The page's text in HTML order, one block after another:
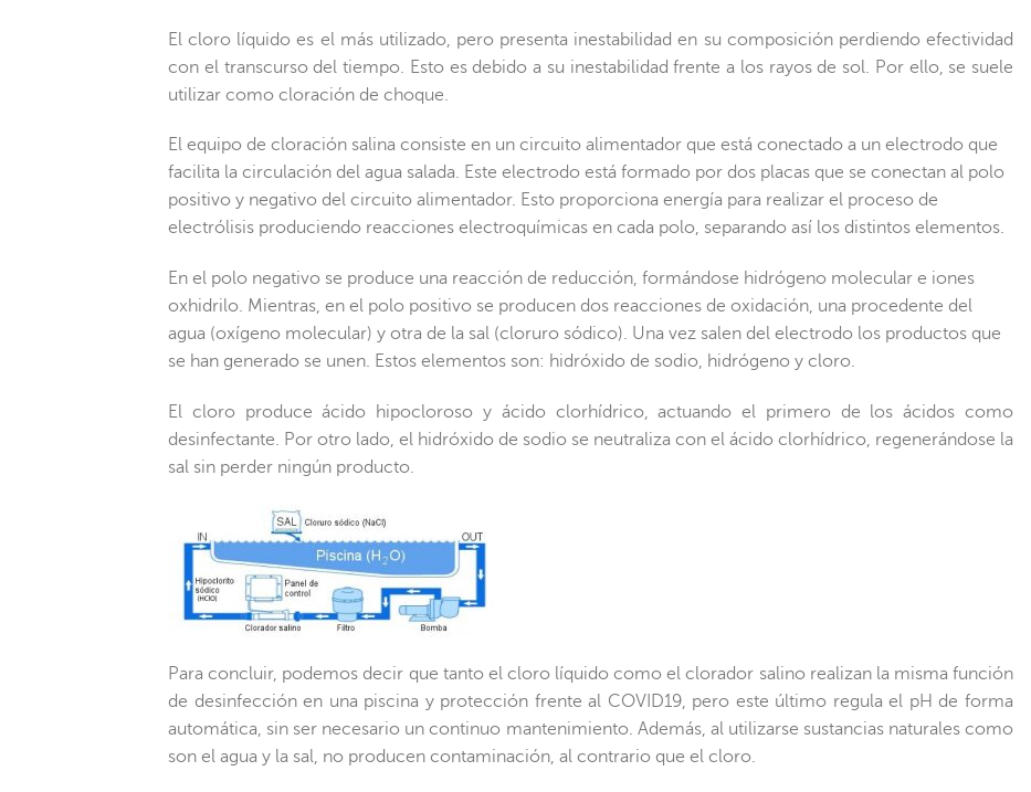
El cloro líquido es el más utilizado, pero presenta inestabilidad en su composición perdiendo efectividad
con el transcurso del tiempo. Esto es debido a su inestabilidad frente a los rayos de sol. Por ello, se suele
utilizar como cloración de choque.
El equipo de cloración salina consiste en un circuito alimentador que está conectado a un electrodo que
facilita la circulación del agua salada. Este electrodo está formado por dos placas que se conectan al polo
positivo y negativo del circuito alimentador. Esto proporciona energía para realizar el proceso de
electrólisis produciendo reacciones electroquímicas en cada polo, separando así los distintos elementos.
En el polo negativo se produce una reacción de reducción, formándose hidrógeno molecular e iones
oxhidrilo. Mientras, en el polo positivo se producen dos reacciones de oxidación, una procedente del
agua (oxígeno molecular) y otra de la sal (cloruro sódico). Una vez salen del electrodo los productos que
se han generado se unen. Estos elementos son: hidróxido de sodio, hidrógeno y cloro.
El cloro produce ácido hipocloroso y ácido clorhídrico, actuando el primero de los ácidos como
desinfectante. Por otro lado, el hidróxido de sodio se neutraliza con el ácido clorhídrico, regenerándose la
sal sin perder ningún producto.
Para concluir, podemos decir que tanto el cloro líquido como el clorador salino realizan la misma función
de desinfección en una piscina y protección frente al COVID19, pero este último regula el pH de forma
automática, sin ser necesario un continuo mantenimiento. Además, al utilizarse sustancias naturales como
son el agua y la sal, no producen contaminación, al contrario que el cloro.